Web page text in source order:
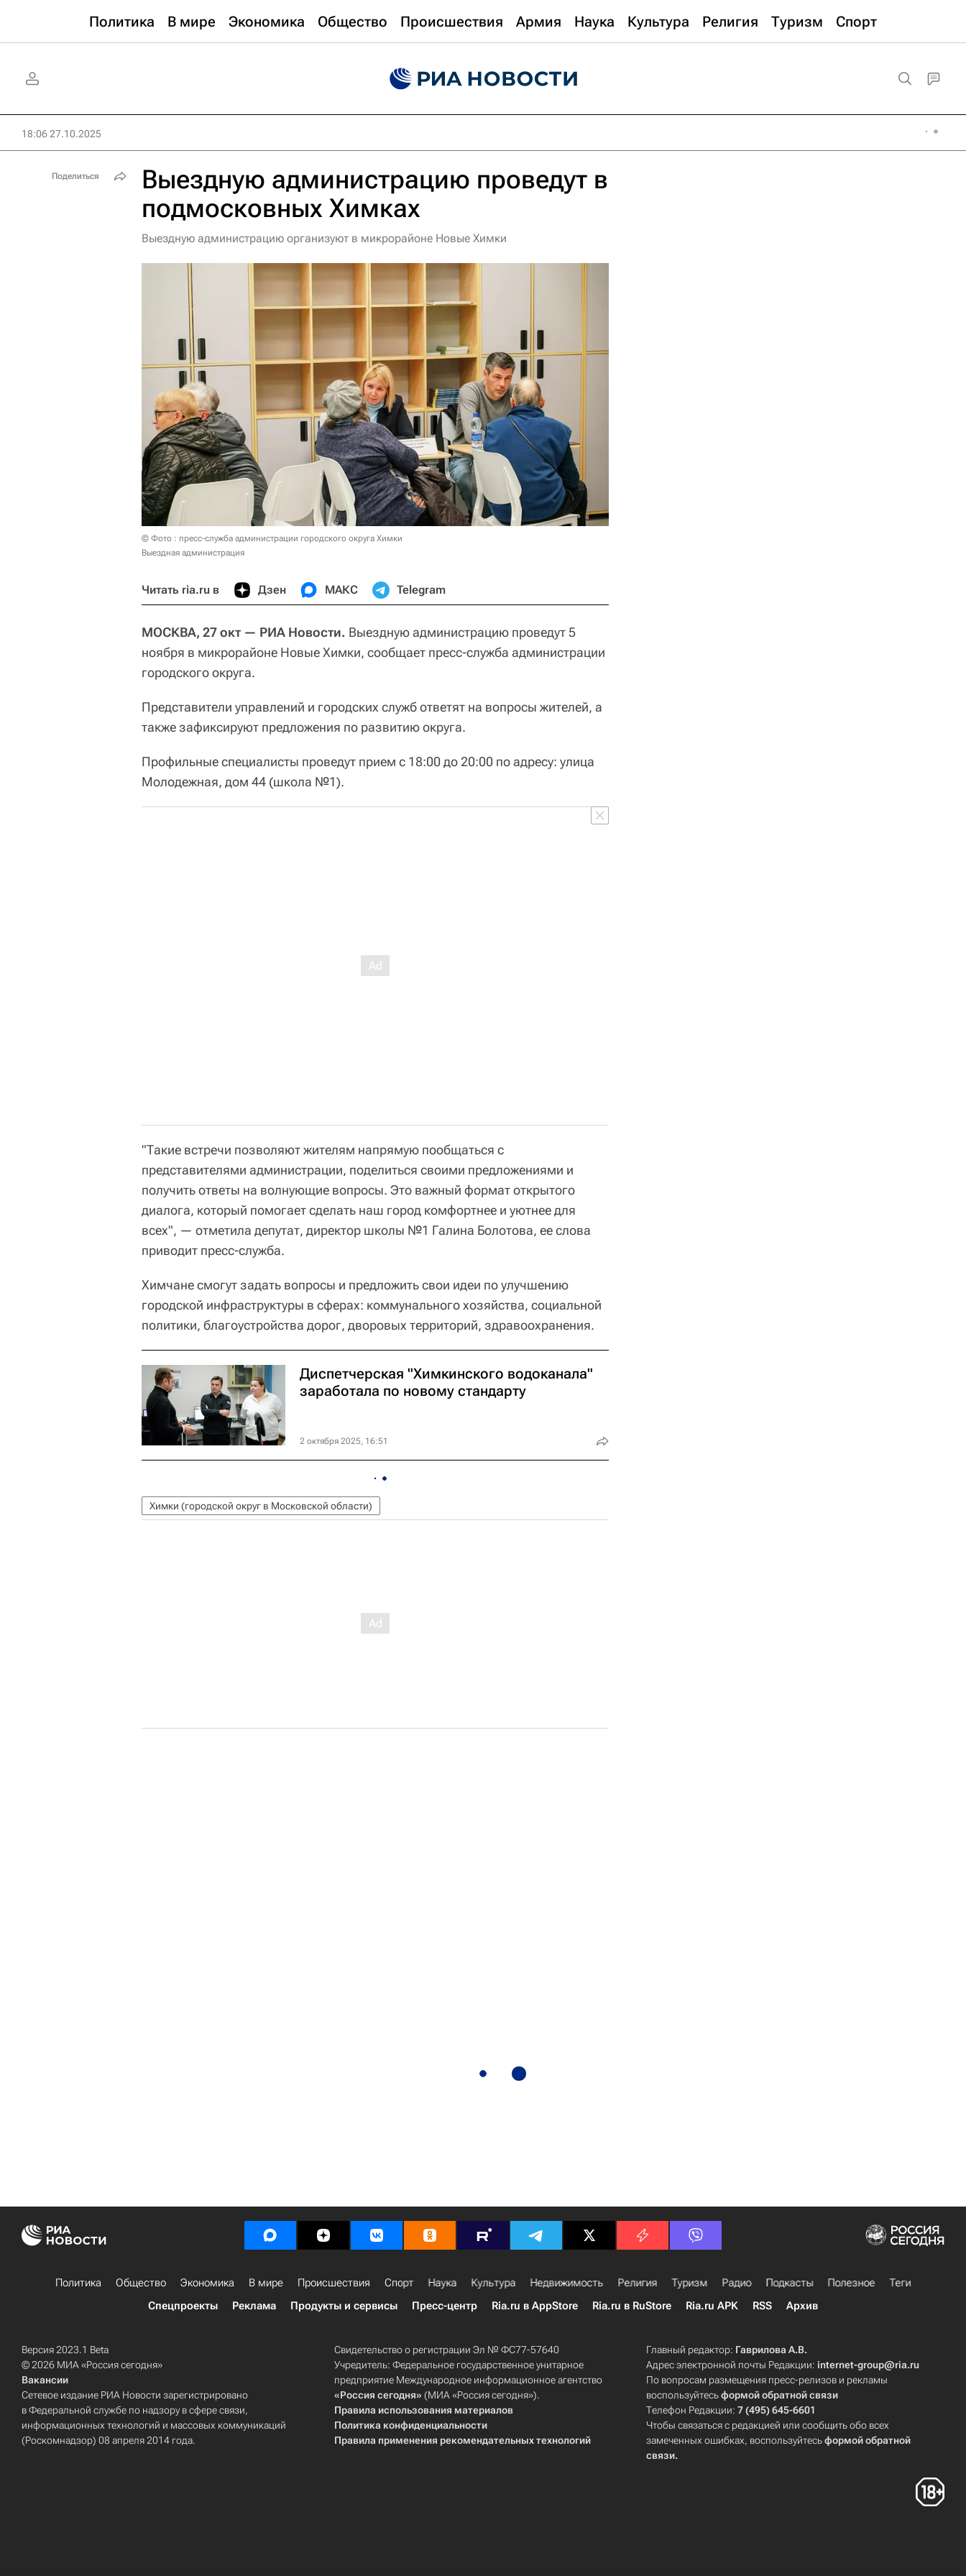
Политика В мире Экономика Общество Происшествия Армия Наука Культура Религия Туризм Спорт
18:06 27.10.2025
Выездную администрацию проведут в
подмосковных Химках
Выездную администрацию организуют в микрорайоне Новые Химки
© Фото : пресс-служба администрации городского округа Химки
Выездная администрация
Читать ria.ru в Дзен МАКС Telegram
МОСКВА, 27 окт — РИА Новости. Выездную администрацию проведут 5
ноября в микрорайоне Новые Химки, сообщает пресс-служба администрации
городского округа.
Представители управлений и городских служб ответят на вопросы жителей, а
также зафиксируют предложения по развитию округа.
Профильные специалисты проведут прием с 18:00 до 20:00 по адресу: улица
Молодежная, дом 44 (школа №1).
"Такие встречи позволяют жителям напрямую пообщаться с
представителями администрации, поделиться своими предложениями и
получить ответы на волнующие вопросы. Это важный формат открытого
диалога, который помогает сделать наш город комфортнее и уютнее для
всех", — отметила депутат, директор школы №1 Галина Болотова, ее слова
приводит пресс-служба.
Химчане смогут задать вопросы и предложить свои идеи по улучшению
городской инфраструктуры в сферах: коммунального хозяйства, социальной
политики, благоустройства дорог, дворовых территорий, здравоохранения.
Диспетчерская "Химкинского водоканала"
заработала по новому стандарту
2 октября 2025, 16:51
Химки (городской округ в Московской области)
Поделиться
Политика Общество Экономика В мире Происшествия Спорт Наука Культура Недвижимость Религия Туризм Радио Подкасты Полезное
Теги
Спецпроекты
Реклама Продукты и сервисы Пресс-центр Ria.ru в AppStore Ria.ru в RuStore Ria.ru APK RSS Архив
Версия 2023.1 Beta
© 2026 МИА «Россия сегодня»
Вакансии
Сетевое издание РИА Новости зарегистрировано
в Федеральной службе по надзору в сфере связи,
информационных технологий и массовых коммуникаций
(Роскомнадзор) 08 апреля 2014 года.
Свидетельство о регистрации Эл № ФС77-57640
Учредитель: Федеральное государственное унитарное
предприятие Международное информационное агентство
«Россия сегодня» (МИА «Россия сегодня»).
Правила использования материалов
Политика конфиденциальности
Правила применения рекомендательных технологий
Главный редактор: Гаврилова А.В.
Адрес электронной почты Редакции:internet-group@ria.ru
По вопросам размещения пресс-релизов и рекламы
воспользуйтесьформой обратной связи
Телефон Редакции:7 (495) 645-6601
Чтобы связаться с редакцией или сообщить обо всех
замеченных ошибках, воспользуйтесьформой обратной
связи.